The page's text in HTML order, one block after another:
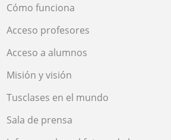
Cómo funciona
Acceso profesores
Acceso a alumnos
Misión y visión
Tusclases en el mundo
Sala de prensa